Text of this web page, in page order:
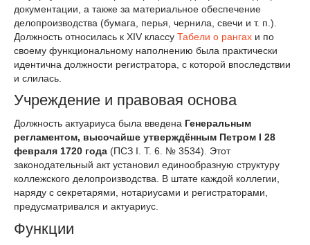
документации, а также за материальное обеспечение
делопроизводства (бумага, перья, чернила, свечи и т. п.).
Должность относилась к XIV классу Табели о рангах и по
своему функциональному наполнению была практически
идентична должности регистратора, с которой впоследствии
и слилась.
Учреждение и правовая основа
Должность актуариуса была введена Генеральным
регламентом, высочайше утверждённым Петром I 28
февраля 1720 года (ПСЗ I. Т. 6. № 3534). Этот
законодательный акт установил единообразную структуру
коллежского делопроизводства. В штате каждой коллегии,
наряду с секретарями, нотариусами и регистраторами,
предусматривался и актуариус.
Функции